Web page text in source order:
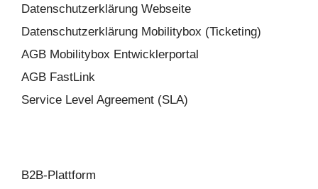
Datenschutzerklärung Webseite
Datenschutzerklärung Mobilitybox (Ticketing)
AGB Mobilitybox Entwicklerportal
AGB FastLink
Service Level Agreement (SLA)
B2B-Plattform